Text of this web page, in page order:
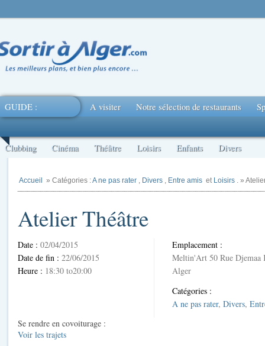
GUIDE : A visiter Notre sélection de restaurants
Clubbing Cinéma Théâtre Loisirs Enfants Divers
Accueil » Catégories :A ne pas rater , Divers , Entre amis et Loisirs . »
Atelier Théâtre
Date : 02/04/2015
Date de fin : 22/06/2015
Heure : 18:30 to20:00
Emplacement :
Meltin'Art 50 Rue Djemaa
Alger
Catégories :
A ne pas rater, Divers,
Se rendre en covoiturage :
Voir les trajets